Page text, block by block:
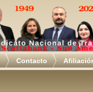
Contacto